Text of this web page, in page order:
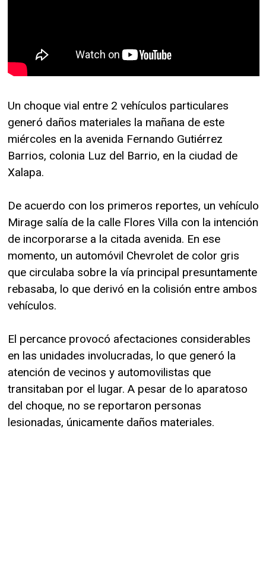
Un choque vial entre 2 vehículos particulares
generó daños materiales la mañana de este
miércoles en la avenida Fernando Gutiérrez
Barrios, colonia Luz del Barrio, en la ciudad de
Xalapa.
De acuerdo con los primeros reportes, un vehículo
Mirage salía de la calle Flores Villa con la intención
de incorporarse a la citada avenida. En ese
momento, un automóvil Chevrolet de color gris
que circulaba sobre la vía principal presuntamente
rebasaba, lo que derivó en la colisión entre ambos
vehículos.
El percance provocó afectaciones considerables
en las unidades involucradas, lo que generó la
atención de vecinos y automovilistas que
transitaban por el lugar. A pesar de lo aparatoso
del choque, no se reportaron personas
lesionadas, únicamente daños materiales.